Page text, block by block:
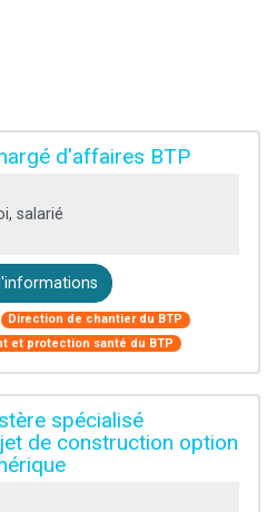
d'affaires BTP
salarié
Direction de chantier du BTP
et protection santé du BTP
spécialisé
de construction option